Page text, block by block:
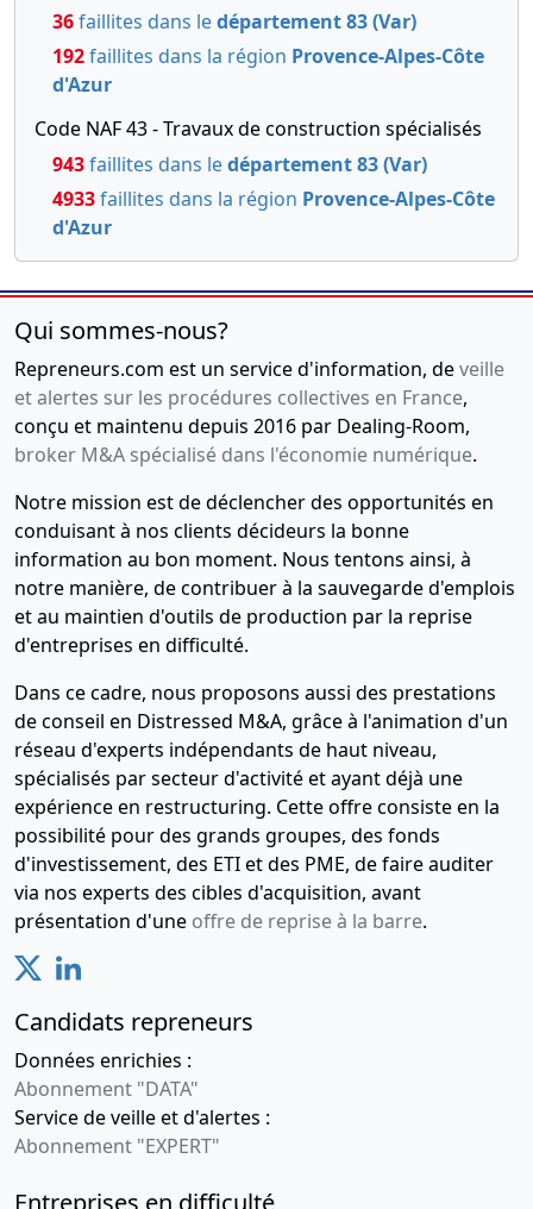
36faillites dans ledépartement 83 (Var)
192faillites dans la région Provence-Alpes-Côte
d'Azur
Code NAF 43 - Travaux de construction spécialisés
943faillites dans ledépartement 83 (Var)
4933faillites dans la région Provence-Alpes-Côte
d'Azur
Qui sommes-nous?
Repreneurs.com est un service d'information, deveille
et alertes sur les procédures collectives en France,
conçu et maintenu depuis 2016 par Dealing-Room,
broker M&A spécialisé dans l'économie numérique.
Notre mission est de déclencher des opportunités en
conduisant à nos clients décideurs la bonne
information au bon moment. Nous tentons ainsi, à
notre manière, de contribuer à la sauvegarde d'emplois
et au maintien d'outils de production par la reprise
d'entreprises en difficulté.
Dans ce cadre, nous proposons aussi des prestations
de conseil en Distressed M&A, grâce à l'animation d'un
réseau d'experts indépendants de haut niveau,
spécialisés par secteur d'activité et ayant déjà une
expérience en restructuring. Cette offre consiste en la
possibilité pour des grands groupes, des fonds
d'investissement, des ETI et des PME, de faire auditer
via nos experts des cibles d'acquisition, avant
présentation d'une offre de reprise à la barre.
Candidats repreneurs
Données enrichies :
Abonnement "DATA"
Service de veille et d'alertes :
Abonnement "EXPERT"
Entreprises en difficulté